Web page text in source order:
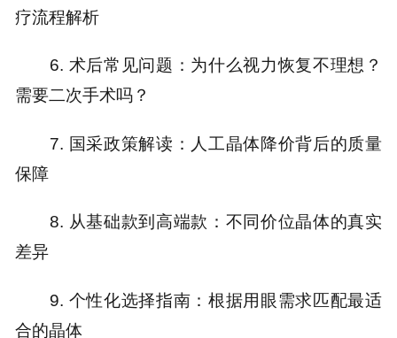
疗流程解析
6. 术后常见问题：为什么视力恢复不理想？
需要二次手术吗？
7. 国采政策解读：人工晶体降价背后的质量
保障
8. 从基础款到高端款：不同价位晶体的真实
差异
9. 个性化选择指南：根据用眼需求匹配最适
合的晶体